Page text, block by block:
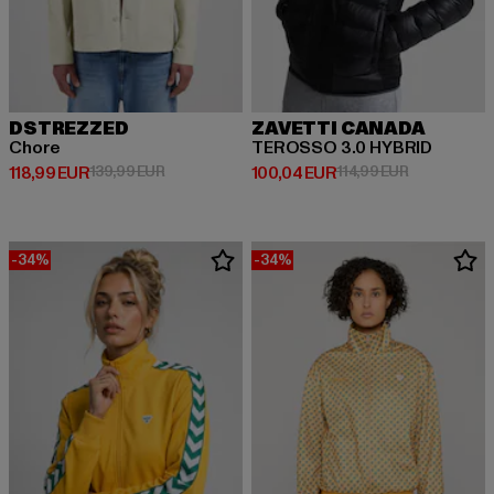
DSTREZZED
Chore
118,99 EUR
Prix courant: 118,99 EUR
139,99 EURPrix en promotion: 139,99 EUR
ZAVETTI CANADA
TEROSSO 3.0 HYBRID
100,04 EUR
Prix courant: 100,04 EUR
114,99 EURPrix en
-34% -34%